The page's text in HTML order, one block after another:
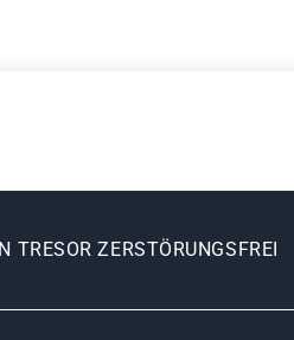
TRESOR ZERSTÖRUNGSFREI